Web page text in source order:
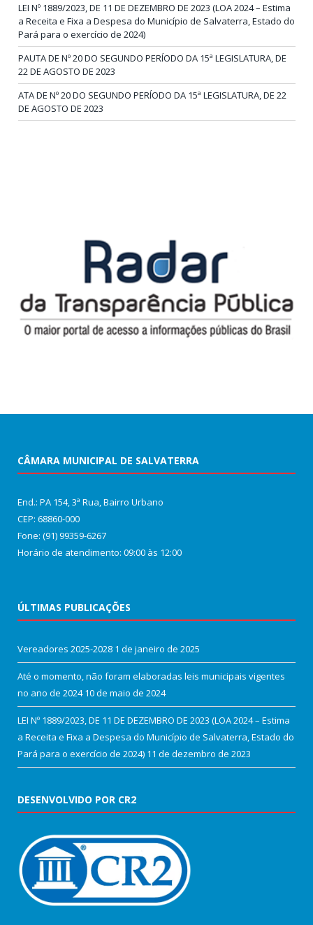
LEI Nº 1889/2023, DE 11 DE DEZEMBRO DE 2023 (LOA 2024 – Estima
a Receita e Fixa a Despesa do Município de Salvaterra, Estado do
Pará para o exercício de 2024)
PAUTA DE Nº 20 DO SEGUNDO PERÍODO DA 15ª LEGISLATURA, DE
22 DE AGOSTO DE 2023
ATA DE Nº 20 DO SEGUNDO PERÍODO DA 15ª LEGISLATURA, DE 22
DE AGOSTO DE 2023
CÂMARA MUNICIPAL DE SALVATERRA
End.: PA 154, 3ª Rua, Bairro Urbano
CEP: 68860‑000
Fone: (91) 99359-6267
Horário de atendimento: 09:00 às 12:00
ÚLTIMAS PUBLICAÇÕES
Vereadores 2025-2028 1 de janeiro de 2025
Até o momento, não foram elaboradas leis municipais vigentes
no ano de 2024 10 de maio de 2024
LEI Nº 1889/2023, DE 11 DE DEZEMBRO DE 2023 (LOA 2024 – Estima
a Receita e Fixa a Despesa do Município de Salvaterra, Estado do
Pará para o exercício de 2024) 11 de dezembro de 2023
DESENVOLVIDO POR CR2